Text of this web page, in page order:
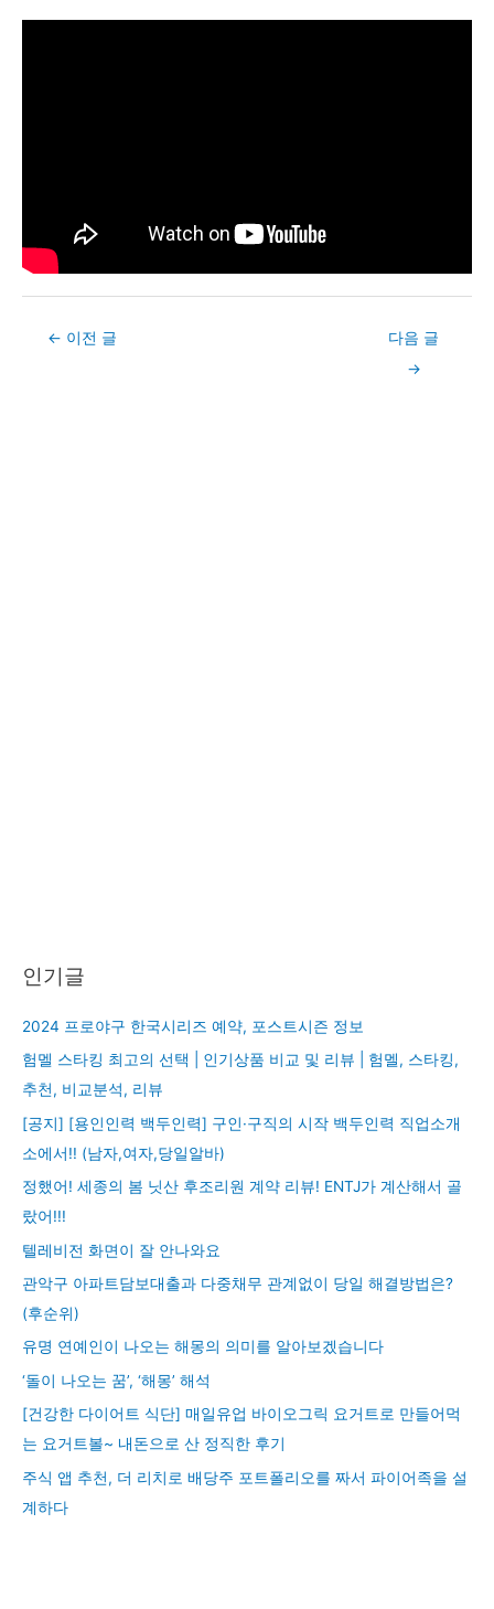
Post← 이전 글
다음 글
→
인기글
2024 프로야구 한국시리즈 예약, 포스트시즌 정보
험멜 스타킹 최고의 선택 | 인기상품 비교 및 리뷰 | 험멜, 스타킹,
추천, 비교분석, 리뷰
[공지] [용인인력 백두인력] 구인·구직의 시작 백두인력 직업소개
소에서!! (남자,여자,당일알바)
정했어! 세종의 봄 닛산 후조리원 계약 리뷰! ENTJ가 계산해서 골
랐어!!!
텔레비전 화면이 잘 안나와요
관악구 아파트담보대출과 다중채무 관계없이 당일 해결방법은?
(후순위)
유명 연예인이 나오는 해몽의 의미를 알아보겠습니다
‘돌이 나오는 꿈’, ‘해몽’ 해석
[건강한 다이어트 식단] 매일유업 바이오그릭 요거트로 만들어먹
는 요거트볼~ 내돈으로 산 정직한 후기
주식 앱 추천, 더 리치로 배당주 포트폴리오를 짜서 파이어족을 설
계하다